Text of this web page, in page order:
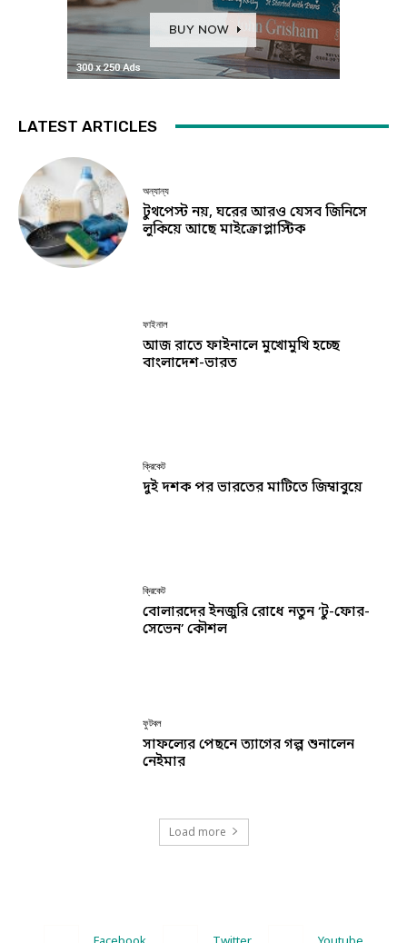
LATEST ARTICLES
অন্যান্য
টুথপেস্ট নয়, ঘরের আরও যেসব জিনিসে
লুকিয়ে আছে মাইক্রোপ্লাস্টিক
ফাইনাল
আজ রাতে ফাইনালে মুখোমুখি হচ্ছে
বাংলাদেশ-ভারত
ক্রিকেট
দুই দশক পর ভারতের মাটিতে জিম্বাবুয়ে
ক্রিকেট
বোলারদের ইনজুরি রোধে নতুন ‘টু-ফোর-
সেভেন’ কৌশল
ফুটবল
সাফল্যের পেছনে ত্যাগের গল্প শুনালেন
নেইমার
Load more